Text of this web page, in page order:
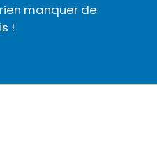
manquer de
!